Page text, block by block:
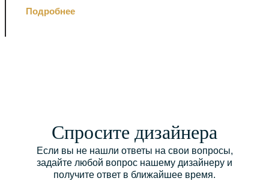
Подробнее
Спросите дизайнера
Если вы не нашли ответы на свои вопросы,
задайте любой вопрос нашему дизайнеру и
получите ответ в ближайшее время.